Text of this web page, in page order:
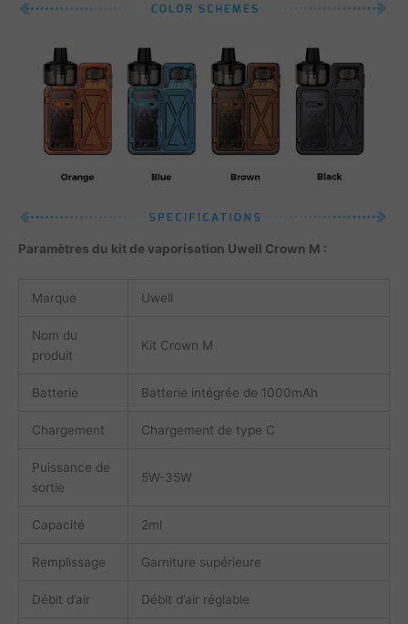
Paramètres du kit de vaporisation Uwell Crown M :
Marque Uwell
Nom du
produit
Kit Crown M
Batterie Batterie intégrée de 1000mAh
Chargement Chargement de type C
Puissance de
sortie
5W-35W
Capacité 2ml
Remplissage Garniture supérieure
Débit d’air Débit d’air réglable